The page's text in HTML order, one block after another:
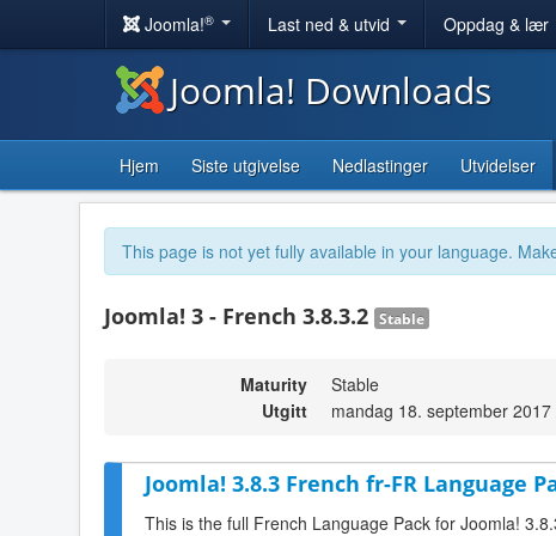
Joomla!® Last ned & utvid Oppdag & lær
Joomla! Downloads
Hjem Siste utgivelse Nedlastinger Utvidelser
This page is not yet fully available in your language.
Joomla! 3 - French 3.8.3.2 Stable
Maturity
Stable
Utgitt
mandag 18. september 2017
Joomla! 3.8.3 French fr-FR Language
This is the full French Language Pack for Joomla!